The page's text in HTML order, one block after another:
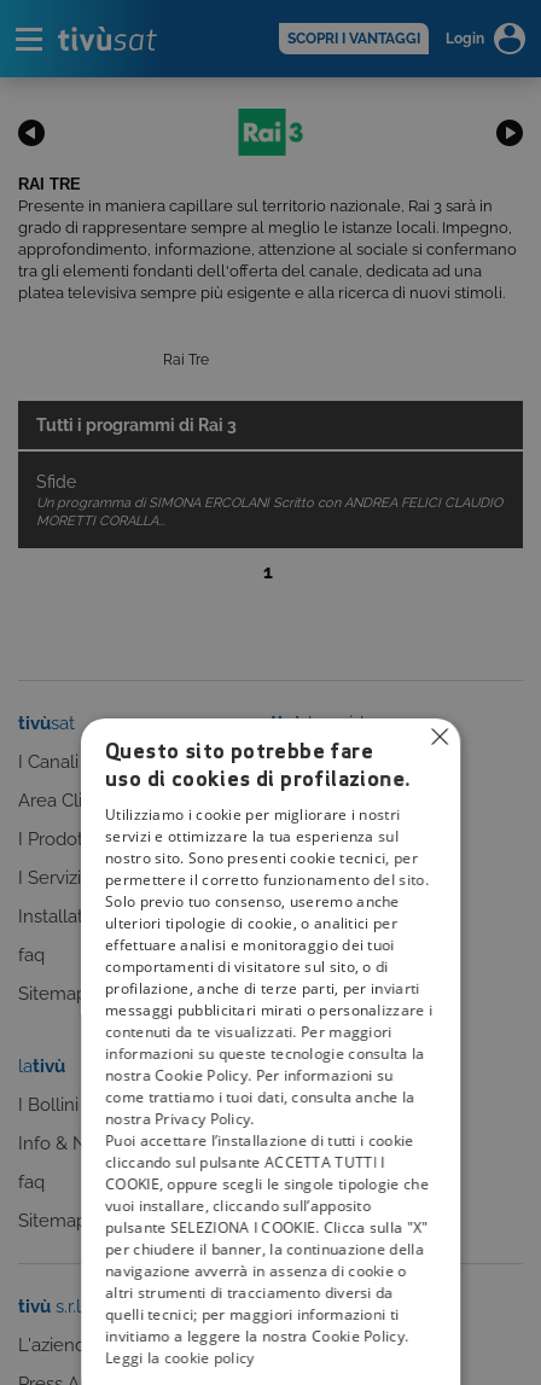
SCOPRI I VANTAGGI Login
RAI TRE
Presente in maniera capillare sul territorio nazionale, Rai 3 sarà in
grado di rappresentare sempre al meglio le istanze locali. Impegno,
approfondimento, informazione, attenzione al sociale si confermano
tra gli elementi fondanti dell'offerta del canale, dedicata ad una
platea televisiva sempre più esigente e alla ricerca di nuovi stimoli.
Rai Tre
Tutti i programmi di Rai 3
Sfide
Un programma di SIMONA ERCOLANI Scritto con ANDREA FELICI CLAUDIO
MORETTI CORALLA...
1
tivùsat
I Canali
Area Clienti
I Prodotti
I Servizi
Installatori
faq
Sitemap
tivùla guida
I programmi
La Guida +
faq
Sitemap
lativù
I Bollini
Info & News
faq
Sitemap
mytivù
tivù s.r.l.
L'azienda
Sei un editore?
Clicca qui
Questo sito potrebbe fare
uso di cookies di profilazione.
Utilizziamo i cookie per migliorare i nostri
servizi e ottimizzare la tua esperienza sul
nostro sito. Sono presenti cookie tecnici, per
permettere il corretto funzionamento del sito.
Solo previo tuo consenso, useremo anche
ulteriori tipologie di cookie, o analitici per
effettuare analisi e monitoraggio dei tuoi
comportamenti di visitatore sul sito, o di
profilazione, anche di terze parti, per inviarti
messaggi pubblicitari mirati o personalizzare i
contenuti da te visualizzati. Per maggiori
informazioni su queste tecnologie consulta la
nostra Cookie Policy. Per informazioni su
come trattiamo i tuoi dati, consulta anche la
nostra Privacy Policy.
Puoi accettare l’installazione di tutti i cookie
cliccando sul pulsante ACCETTA TUTTI I
COOKIE, oppure scegli le singole tipologie che
vuoi installare, cliccando sull’apposito
pulsante SELEZIONA I COOKIE. Clicca sulla "X"
per chiudere il banner, la continuazione della
navigazione avverrà in assenza di cookie o
altri strumenti di tracciamento diversi da
quelli tecnici; per maggiori informazioni ti
invitiamo a leggere la nostra Cookie Policy.
Leggi la cookie policy